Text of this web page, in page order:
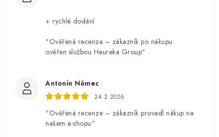
+ rychlé dodání
"Ověřená recenze – zákazník po nákupu
ověřen službou Heureka Group"
Antonín Němec
24.2.2026
"Ověřená recenze – zákazník provedl nákup na
našem e-shopu"